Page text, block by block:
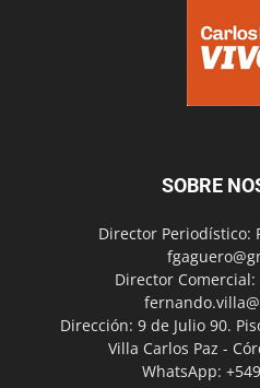
SOBRE
Director Periodístico:
Director
Dirección: 9 de Julio 90.
Villa Carlos Paz -
WhatsApp: